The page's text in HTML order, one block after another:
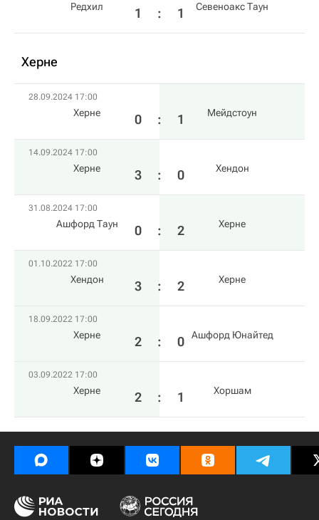
Редхил 1 : 1 Севеноакс Таун
Херне
28.09.2024 17:00
Херне 0 : 1 Мейдстоун
14.09.2024 17:00
Херне 3 : 0 Хендон
31.08.2024 17:00
Ашфорд Таун 0 : 2 Херне
01.10.2022 17:00
Хендон 3 : 2 Херне
18.09.2022 17:00
Херне 2 : 0 Ашфорд Юнайтед
03.09.2022 17:00
Херне 2 : 1 Хоршам